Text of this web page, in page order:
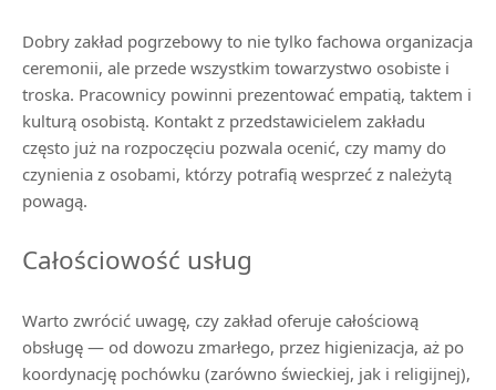
Dobry zakład pogrzebowy to nie tylko fachowa organizacja
ceremonii, ale przede wszystkim towarzystwo osobiste i
troska. Pracownicy powinni prezentować empatią, taktem i
kulturą osobistą. Kontakt z przedstawicielem zakładu
często już na rozpoczęciu pozwala ocenić, czy mamy do
czynienia z osobami, którzy potrafią wesprzeć z należytą
powagą.
Całościowość usług
Warto zwrócić uwagę, czy zakład oferuje całościową
obsługę — od dowozu zmarłego, przez higienizacja, aż po
koordynację pochówku (zarówno świeckiej, jak i religijnej),